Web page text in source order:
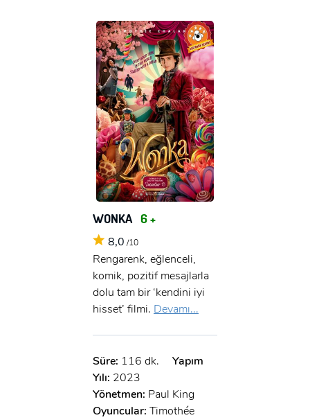
WONKA 6 +
8,0 /10
Rengarenk, eğlenceli,
komik, pozitif mesajlarla
dolu tam bir ‘kendini iyi
hisset’ filmi. Devamı...
Süre: 116 dk.
Yapım
Yılı: 2023
Yönetmen: Paul King
Oyuncular: Timothée